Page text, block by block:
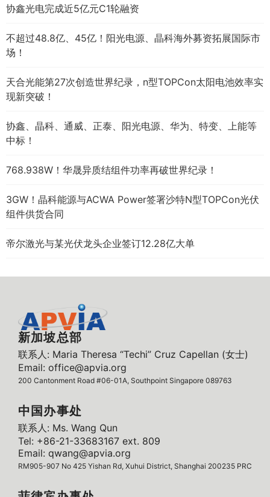
协鑫光电完成近5亿元C1轮融资
不超过48.8亿、45亿！阳光电源、晶科海外募资拓展国际市
场！
天合光能第27次创造世界纪录，n型TOPCon太阳电池效率实
现新突破！
协鑫、晶科、通威、正泰、阳光电源、华为、特变、上能等
中标！
768.938W！华晟异质结组件功率再破世界纪录！
3GW！晶科能源与ACWA Power签署沙特N型TOPCon光伏
组件供货合同
帝尔激光与某光伏龙头企业签订12.28亿大单
新加坡总部
联系人: Maria Theresa “Techi” Cruz Capellan (女士)
Email: office@apvia.org
200 Cantonment Road #06-01A, Southpoint Singapore 089763
中国办事处
联系人: Ms. Wang Qun
Tel: +86-21-33683167 ext. 809
Email: qwang@apvia.org
RM905-907 No 425 Yishan Rd, Xuhui District, Shanghai 200235 PRC